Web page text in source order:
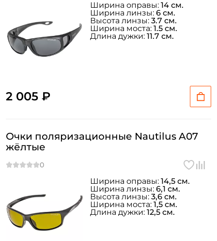
2 005 ₽
Ширина оправы: 14 см.
Ширина линзы: 6 см.
Высота линзы: 3.7 см.
Ширина моста: 1.5 см.
Длина дужки: 11.7 см.
Очки поляризационные Nautilus A07
жёлтые
Ширина оправы: 14,5 см.
Ширина линзы: 6,1 см.
Высота линзы: 3,6 см.
Ширина моста: 1,5 см.
Длина дужки: 12,5 см.